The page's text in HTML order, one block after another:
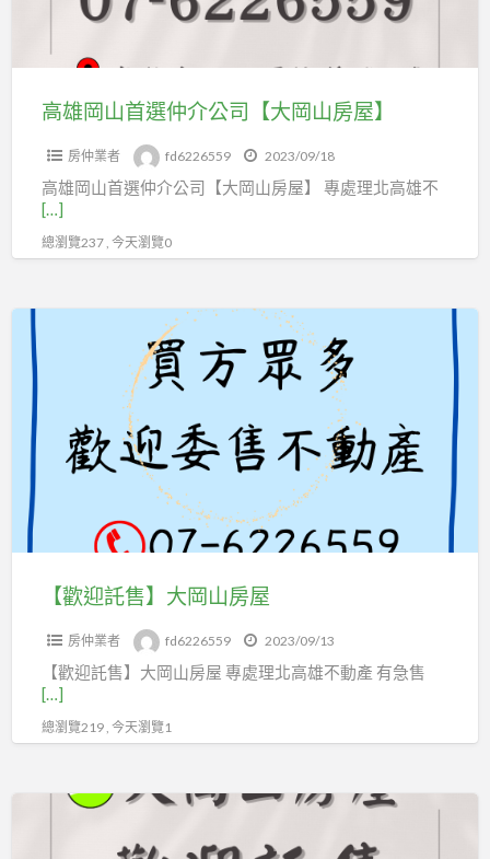
公
屋】
高雄岡山首選仲介公司【大岡山房屋】
房仲業者 fd6226559 2023/09/18
高雄岡山首選仲介公司【大岡山房屋】 專處理北高雄不
[…]
總瀏覽237 , 今天瀏覽0
售】
岡
山
房
屋
【歡迎託售】大岡山房屋
房仲業者 fd6226559 2023/09/13
【歡迎託售】大岡山房屋 專處理北高雄不動產 有急售
[…]
總瀏覽219 , 今天瀏覽1